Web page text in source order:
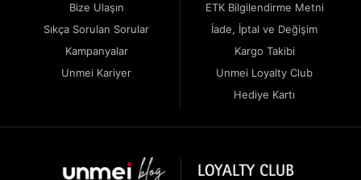
Bize Ulaşın
Sıkça Sorulan Sorular
Kampanyalar
Unmei Kariyer
ETK Bilgilendirme Metni
İade, İptal ve Değişim
Kargo Takibi
Unmei Loyalty Club
Hediye Kartı